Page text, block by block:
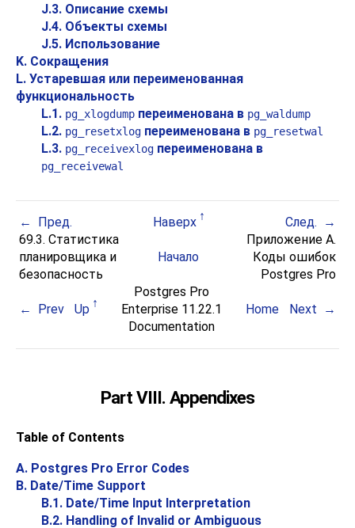
J.3. Описание схемы
J.4. Объекты схемы
J.5. Использование
K. Сокращения
L. Устаревшая или переименованная
функциональность
L.1. pg_xlogdump переименована в pg_waldump
L.2. pg_resetxlog переименована в pg_resetwal
L.3. pg_receivexlog переименована в
pg_receivewal
Пред. Наверх
След.
69.3. Статистика
планировщика и
безопасность
Начало
Приложение A.
Коды ошибок
Postgres Pro
Prev Up
Postgres Pro
Enterprise 11.22.1
Documentation
Home Next
Part VIII. Appendixes
Table of Contents
A. Postgres Pro Error Codes
B. Date/Time Support
B.1. Date/Time Input Interpretation
B.2. Handling of Invalid or Ambiguous